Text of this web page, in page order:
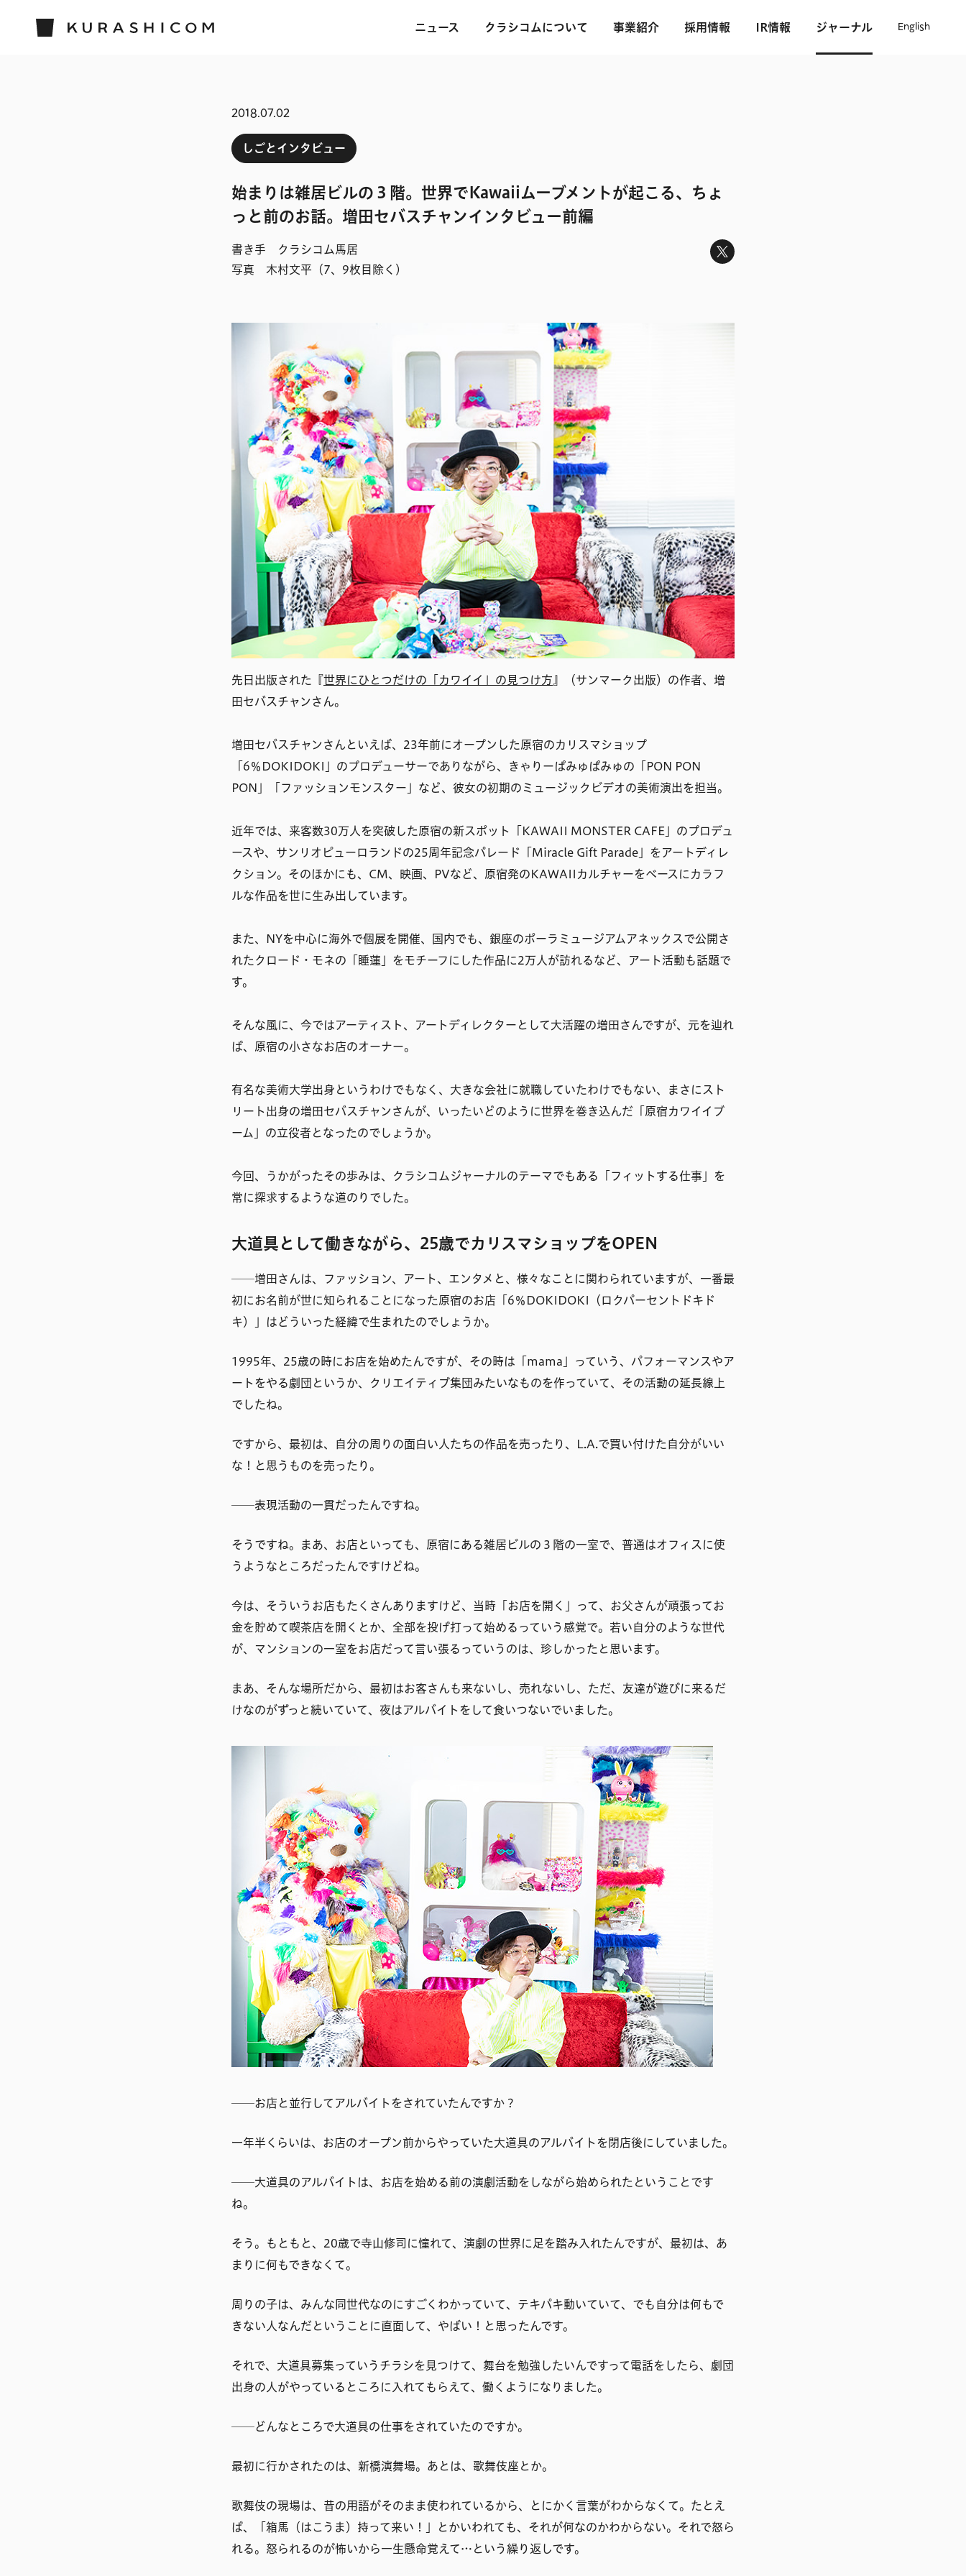
ニュース クラシコムについて 事業紹介 採用情報 IR情報 ジャーナル English
2018.07.02
しごとインタビュー
始まりは雑居ビルの３階。世界でKawaiiムーブメントが起こる、ちょ
っと前のお話。増田セバスチャンインタビュー前編
書き手 クラシコム馬居
写真 木村文平（7、9枚目除く）
先日出版された『世界にひとつだけの「カワイイ」の見つけ方 』（サンマーク出版）の作者、増
田セバスチャンさん。
増田セバスチャンさんといえば、23年前にオープンした原宿のカリスマショップ
「6％DOKIDOKI」のプロデューサーでありながら、きゃりーぱみゅぱみゅの「PON PON
PON」「ファッションモンスター」など、彼女の初期のミュージックビデオの美術演出を担当。
近年では、来客数30万人を突破した原宿の新スポット「KAWAII MONSTER CAFE」のプロデュ
ースや、サンリオピューロランドの25周年記念パレード「Miracle Gift Parade」をアートディレ
クション。そのほかにも、CM、映画、PVなど、原宿発のKAWAIIカルチャーをベースにカラフ
ルな作品を世に生み出しています。
また、NYを中心に海外で個展を開催、国内でも、銀座のポーラミュージアムアネックスで公開さ
れたクロード・モネの「睡蓮」をモチーフにした作品に2万人が訪れるなど、アート活動も話題で
す。
そんな風に、今ではアーティスト、アートディレクターとして大活躍の増田さんですが、元を辿れ
ば、原宿の小さなお店のオーナー。
有名な美術大学出身というわけでもなく、大きな会社に就職していたわけでもない、まさにスト
リート出身の増田セバスチャンさんが、いったいどのように世界を巻き込んだ「原宿カワイイブ
ーム」の立役者となったのでしょうか。
今回、うかがったその歩みは、クラシコムジャーナルのテーマでもある「フィットする仕事」を
常に探求するような道のりでした。
大道具として働きながら、25歳でカリスマショップをOPEN
──増田さんは、ファッション、アート、エンタメと、様々なことに関わられていますが、一番最
初にお名前が世に知られることになった原宿のお店「6％DOKIDOKI（ロクパーセントドキド
キ）」はどういった経緯で生まれたのでしょうか。
1995年、25歳の時にお店を始めたんですが、その時は「mama」っていう、パフォーマンスやア
ートをやる劇団というか、クリエイティブ集団みたいなものを作っていて、その活動の延長線上
でしたね。
ですから、最初は、自分の周りの面白い人たちの作品を売ったり、L.A.で買い付けた自分がいい
な！と思うものを売ったり。
──表現活動の一貫だったんですね。
そうですね。まあ、お店といっても、原宿にある雑居ビルの３階の一室で、普通はオフィスに使
うようなところだったんですけどね。
今は、そういうお店もたくさんありますけど、当時「お店を開く」って、お父さんが頑張ってお
金を貯めて喫茶店を開くとか、全部を投げ打って始めるっていう感覚で。若い自分のような世代
が、マンションの一室をお店だって言い張るっていうのは、珍しかったと思います。
まあ、そんな場所だから、最初はお客さんも来ないし、売れないし、ただ、友達が遊びに来るだ
けなのがずっと続いていて、夜はアルバイトをして食いつないでいました。
──お店と並行してアルバイトをされていたんですか？
一年半くらいは、お店のオープン前からやっていた大道具のアルバイトを閉店後にしていました。
──大道具のアルバイトは、お店を始める前の演劇活動をしながら始められたということです
ね。
そう。もともと、20歳で寺山修司に憧れて、演劇の世界に足を踏み入れたんですが、最初は、あ
まりに何もできなくて。
周りの子は、みんな同世代なのにすごくわかっていて、テキパキ動いていて、でも自分は何もで
きない人なんだということに直面して、やばい！と思ったんです。
それで、大道具募集っていうチラシを見つけて、舞台を勉強したいんですって電話をしたら、劇団
出身の人がやっているところに入れてもらえて、働くようになりました。
──どんなところで大道具の仕事をされていたのですか。
最初に行かされたのは、新橋演舞場。あとは、歌舞伎座とか。
歌舞伎の現場は、昔の用語がそのまま使われているから、とにかく言葉がわからなくて。たとえ
ば、「箱馬（はこうま）持って来い！」とかいわれても、それが何なのかわからない。それで怒ら
れる。怒られるのが怖いから一生懸命覚えて…という繰り返しです。